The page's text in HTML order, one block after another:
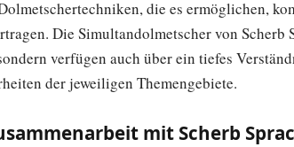
die es ermöglichen,
Die Simultandolmetscher von Scherb
verfügen auch über ein tiefes
der jeweiligen Themengebiete.
mit Scherb